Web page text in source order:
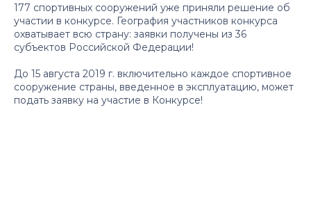
177 спортивных сооружений уже приняли решение об
участии в конкурсе. География участников конкурса
охватывает всю страну: заявки получены из 36
субъектов Российской Федерации!
До 15 августа 2019 г. включительно каждое спортивное
сооружение страны, введенное в эксплуатацию, может
подать заявку на участие в Конкурсе!